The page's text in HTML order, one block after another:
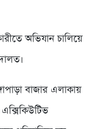
অভিযান চালিয়ে
বাজার এলাকায়